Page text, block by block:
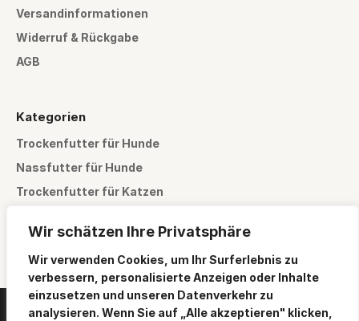
Wir schätzen Ihre Privatsphäre
Wir verwenden Cookies, um Ihr Surferlebnis zu
verbessern, personalisierte Anzeigen oder Inhalte
einzusetzen und unseren Datenverkehr zu
analysieren. Wenn Sie auf „Alle akzeptieren" klicken,
Versandinformationen
Widerruf & Rückgabe
AGB
Kategorien
Trockenfutter für Hunde
Nassfutter für Hunde
Trockenfutter für Katzen
Pflegeprodukte